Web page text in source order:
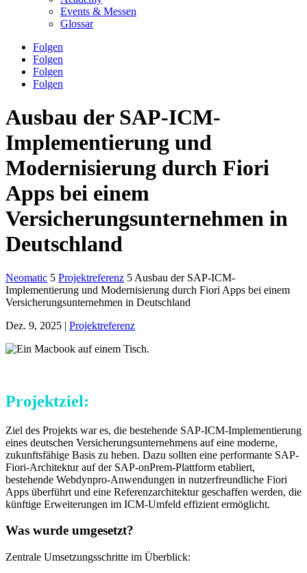
Events & Messen
Glossar
Folgen
Folgen
Folgen
Folgen
Ausbau der SAP-ICM-
Implementierung und
Modernisierung durch Fiori
Apps bei einem
Versicherungsunternehmen in
Deutschland
Neomatic 5 Projektreferenz 5 Ausbau der SAP-ICM-
Implementierung und Modernisierung durch Fiori Apps bei einem
Versicherungsunternehmen in Deutschland
Dez. 9, 2025 | Projektreferenz
Projektziel:
Ziel des Projekts war es, die bestehende SAP-ICM-Implementierung
eines deutschen Versicherungsunternehmens auf eine moderne,
zukunftsfähige Basis zu heben. Dazu sollten eine performante SAP-
Fiori-Architektur auf der SAP-onPrem-Plattform etabliert,
bestehende Webdynpro-Anwendungen in nutzerfreundliche Fiori
Apps überführt und eine Referenzarchitektur geschaffen werden, die
künftige Erweiterungen im ICM-Umfeld effizient ermöglicht.
Was wurde umgesetzt?
Zentrale Umsetzungsschritte im Überblick: